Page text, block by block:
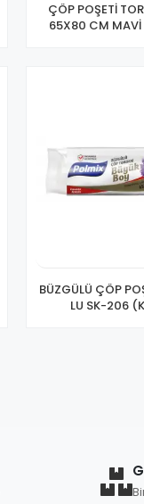
ÇÖP POŞETİ
65X80 CM MAVİ
BÜZGÜLÜ ÇÖP
LU SK-206